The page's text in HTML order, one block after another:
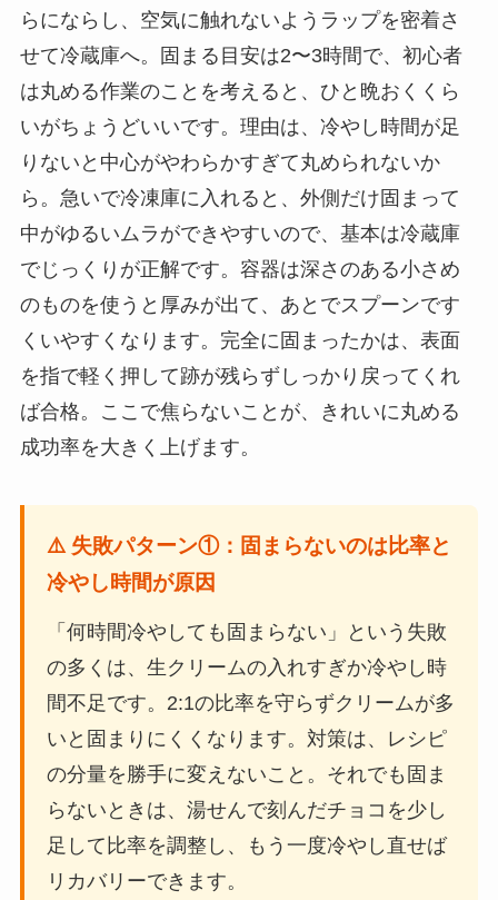
らにならし、空気に触れないようラップを密着さ
せて冷蔵庫へ。固まる目安は2〜3時間で、初心者
は丸める作業のことを考えると、ひと晩おくくら
いがちょうどいいです。理由は、冷やし時間が足
りないと中心がやわらかすぎて丸められないか
ら。急いで冷凍庫に入れると、外側だけ固まって
中がゆるいムラができやすいので、基本は冷蔵庫
でじっくりが正解です。容器は深さのある小さめ
のものを使うと厚みが出て、あとでスプーンです
くいやすくなります。完全に固まったかは、表面
を指で軽く押して跡が残らずしっかり戻ってくれ
ば合格。ここで焦らないことが、きれいに丸める
成功率を大きく上げます。
⚠️ 失敗パターン①：固まらないのは比率と
冷やし時間が原因
「何時間冷やしても固まらない」という失敗
の多くは、生クリームの入れすぎか冷やし時
間不足です。2:1の比率を守らずクリームが多
いと固まりにくくなります。対策は、レシピ
の分量を勝手に変えないこと。それでも固ま
らないときは、湯せんで刻んだチョコを少し
足して比率を調整し、もう一度冷やし直せば
リカバリーできます。